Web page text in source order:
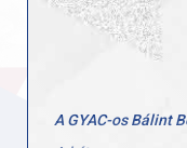
mindent a jó
A győrieknél
A GYAC-os Bálint